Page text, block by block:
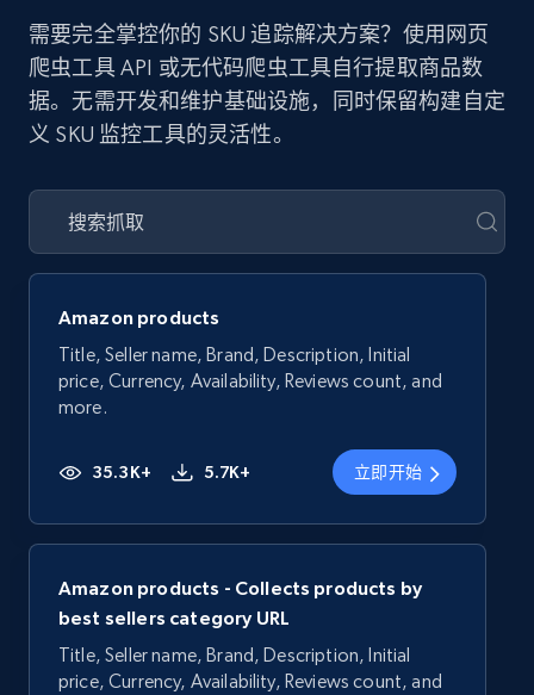
需要完全掌控你的 SKU 追踪解决方案？使用网页
爬虫工具 API 或无代码爬虫工具自行提取商品数
据。无需开发和维护基础设施，同时保留构建自定
义 SKU 监控工具的灵活性。
Amazon products
Title, Seller name, Brand, Description, Initial
price, Currency, Availability, Reviews count, and
more.
35.3K+ 5.7K+ 立即开始
Amazon products - Collects products by
best sellers category URL
Title, Seller name, Brand, Description, Initial
price, Currency, Availability, Reviews count, and